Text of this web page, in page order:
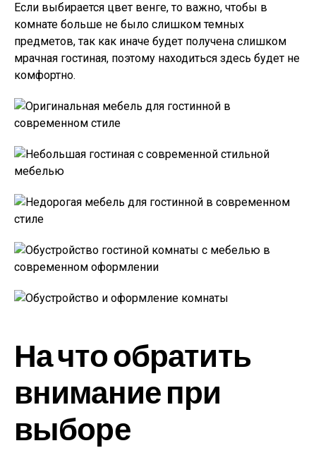
Если выбирается цвет венге, то важно, чтобы в
комнате больше не было слишком темных
предметов, так как иначе будет получена слишком
мрачная гостиная, поэтому находиться здесь будет не
комфортно.
На что обратить
внимание при
выборе